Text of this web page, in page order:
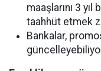
maaşlarını 3 yıl
taahhüt etmek
Bankalar,